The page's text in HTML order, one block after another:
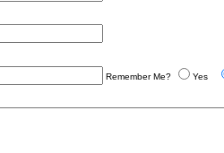
Remember Me?
Yes